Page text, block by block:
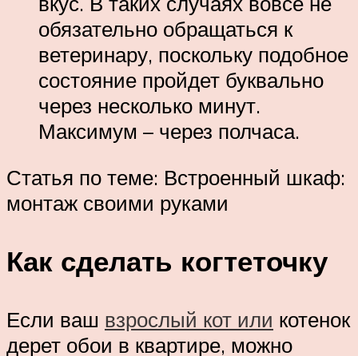
обязательно обращаться к
ветеринару, поскольку подобное
состояние пройдет буквально
через несколько минут.
Максимум – через полчаса.
Статья по теме: Встроенный шкаф:
монтаж своими руками
Как сделать когтеточку
Если ваш взрослый кот или котенок
дерет обои в квартире, можно